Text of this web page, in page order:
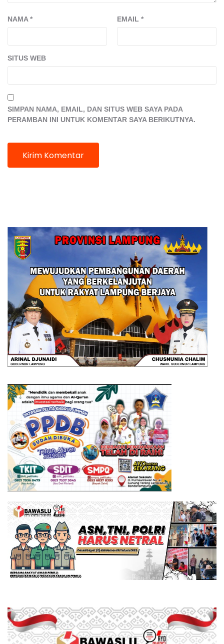
NAMA* EMAIL *
SITUS WEB
SIMPAN NAMA, EMAIL, DAN SITUS WEB SAYA PADA
PERAMBAN INI UNTUK KOMENTAR SAYA BERIKUTNYA.